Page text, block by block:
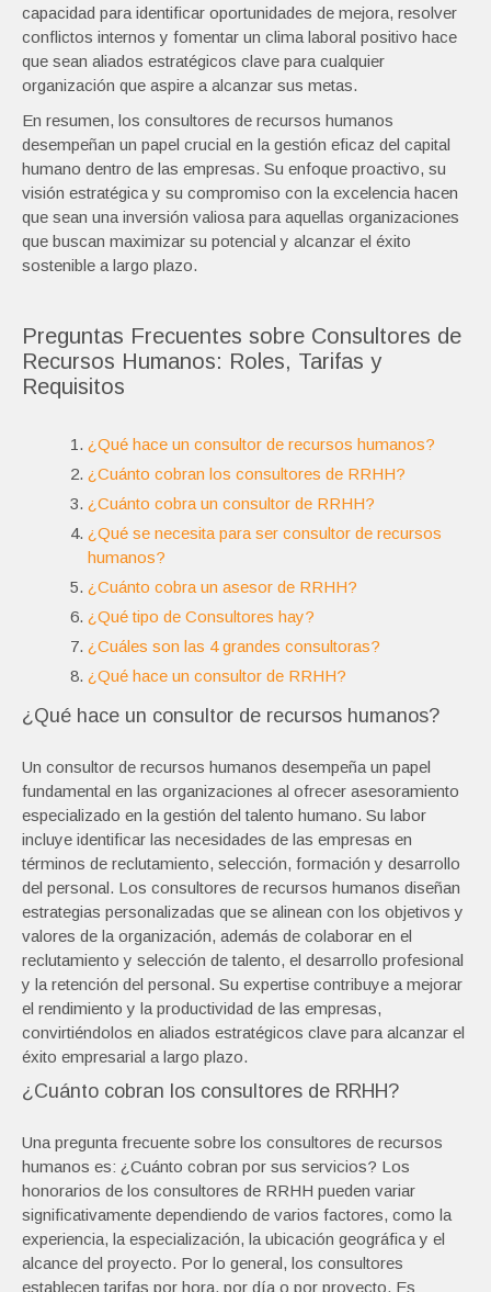
capacidad para identificar oportunidades de mejora, resolver
conflictos internos y fomentar un clima laboral positivo hace
que sean aliados estratégicos clave para cualquier
organización que aspire a alcanzar sus metas.
En resumen, los consultores de recursos humanos
desempeñan un papel crucial en la gestión eficaz del capital
humano dentro de las empresas. Su enfoque proactivo, su
visión estratégica y su compromiso con la excelencia hacen
que sean una inversión valiosa para aquellas organizaciones
que buscan maximizar su potencial y alcanzar el éxito
sostenible a largo plazo.
Preguntas Frecuentes sobre Consultores de
Recursos Humanos: Roles, Tarifas y
Requisitos
¿Qué hace un consultor de recursos humanos?
¿Cuánto cobran los consultores de RRHH?
¿Cuánto cobra un consultor de RRHH?
¿Qué se necesita para ser consultor de recursos
humanos?
¿Cuánto cobra un asesor de RRHH?
¿Qué tipo de Consultores hay?
¿Cuáles son las 4 grandes consultoras?
¿Qué hace un consultor de RRHH?
¿Qué hace un consultor de recursos humanos?
Un consultor de recursos humanos desempeña un papel
fundamental en las organizaciones al ofrecer asesoramiento
especializado en la gestión del talento humano. Su labor
incluye identificar las necesidades de las empresas en
términos de reclutamiento, selección, formación y desarrollo
del personal. Los consultores de recursos humanos diseñan
estrategias personalizadas que se alinean con los objetivos y
valores de la organización, además de colaborar en el
reclutamiento y selección de talento, el desarrollo profesional
y la retención del personal. Su expertise contribuye a mejorar
el rendimiento y la productividad de las empresas,
convirtiéndolos en aliados estratégicos clave para alcanzar el
éxito empresarial a largo plazo.
¿Cuánto cobran los consultores de RRHH?
Una pregunta frecuente sobre los consultores de recursos
humanos es: ¿Cuánto cobran por sus servicios? Los
honorarios de los consultores de RRHH pueden variar
significativamente dependiendo de varios factores, como la
experiencia, la especialización, la ubicación geográfica y el
alcance del proyecto. Por lo general, los consultores
establecen tarifas por hora, por día o por proyecto. Es